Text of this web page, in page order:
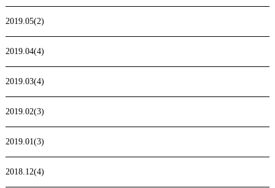
2019.05(2)
2019.04(4)
2019.03(4)
2019.02(3)
2019.01(3)
2018.12(4)